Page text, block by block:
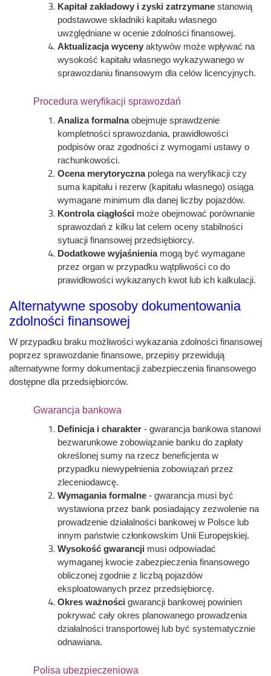
Kapitał zakładowy i zyski zatrzymane stanowią
podstawowe składniki kapitału własnego
uwzględniane w ocenie zdolności finansowej.
Aktualizacja wyceny aktywów może wpływać na
wysokość kapitału własnego wykazywanego w
sprawozdaniu finansowym dla celów licencyjnych.
Procedura weryfikacji sprawozdań
Analiza formalnaobejmuje sprawdzenie
kompletności sprawozdania, prawidłowości
podpisów oraz zgodności z wymogami ustawy o
rachunkowości.
Ocena merytorycznapolega na weryfikacji czy
suma kapitału i rezerw (kapitału własnego) osiąga
wymagane minimum dla danej liczby pojazdów.
Kontrola ciągłości może obejmować porównanie
sprawozdań z kilku lat celem oceny stabilności
sytuacji finansowej przedsiębiorcy.
Dodatkowe wyjaśnieniamogą być wymagane
przez organ w przypadku wątpliwości co do
prawidłowości wykazanych kwot lub ich kalkulacji.
Alternatywne sposoby dokumentowania
zdolności finansowej
W przypadku braku możliwości wykazania zdolności finansowej
poprzez sprawozdanie finansowe, przepisy przewidują
alternatywne formy dokumentacji zabezpieczenia finansowego
dostępne dla przedsiębiorców.
Gwarancja bankowa
Definicja i charakter - gwarancja bankowa stanowi
bezwarunkowe zobowiązanie banku do zapłaty
określonej sumy na rzecz beneficjenta w
przypadku niewypełnienia zobowiązań przez
zleceniodawcę.
Wymagania formalne - gwarancja musi być
wystawiona przez bank posiadający zezwolenie na
prowadzenie działalności bankowej w Polsce lub
innym państwie członkowskim Unii Europejskiej.
Wysokość gwarancji musi odpowiadać
wymaganej kwocie zabezpieczenia finansowego
obliczonej zgodnie z liczbą pojazdów
eksploatowanych przez przedsiębiorcę.
Okres ważności gwarancji bankowej powinien
pokrywać cały okres planowanego prowadzenia
działalności transportowej lub być systematycznie
odnawiana.
Polisa ubezpieczeniowa